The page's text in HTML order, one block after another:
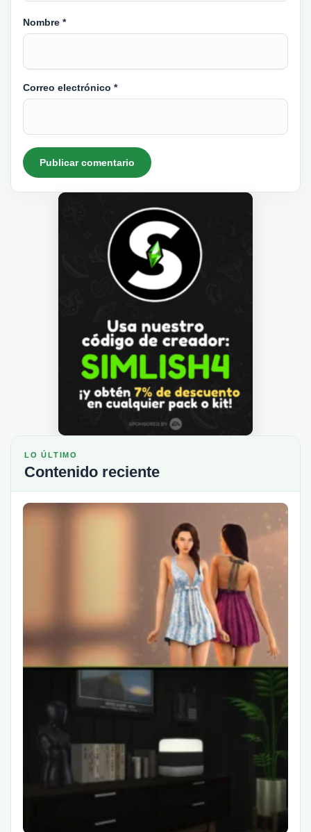
Nombre *
Correo electrónico *
LO ÚLTIMO
Contenido reciente